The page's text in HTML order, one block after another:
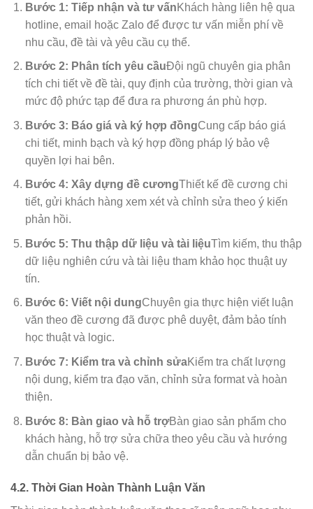
Bước 1: Tiếp nhận và tư vấnKhách hàng liên hệ qua
hotline, email hoặc Zalo để được tư vấn miễn phí về
nhu cầu, đề tài và yêu cầu cụ thể.
Bước 2: Phân tích yêu cầuĐội ngũ chuyên gia phân
tích chi tiết về đề tài, quy định của trường, thời gian và
mức độ phức tạp để đưa ra phương án phù hợp.
Bước 3: Báo giá và ký hợp đồngCung cấp báo giá
chi tiết, minh bạch và ký hợp đồng pháp lý bảo vệ
quyền lợi hai bên.
Bước 4: Xây dựng đề cươngThiết kế đề cương chi
tiết, gửi khách hàng xem xét và chỉnh sửa theo ý kiến
phản hồi.
Bước 5: Thu thập dữ liệu và tài liệuTìm kiếm, thu thập
dữ liệu nghiên cứu và tài liệu tham khảo học thuật uy
tín.
Bước 6: Viết nội dungChuyên gia thực hiện viết luận
văn theo đề cương đã được phê duyệt, đảm bảo tính
học thuật và logic.
Bước 7: Kiểm tra và chỉnh sửaKiểm tra chất lượng
nội dung, kiểm tra đạo văn, chỉnh sửa format và hoàn
thiện.
Bước 8: Bàn giao và hỗ trợBàn giao sản phẩm cho
khách hàng, hỗ trợ sửa chữa theo yêu cầu và hướng
dẫn chuẩn bị bảo vệ.
4.2. Thời Gian Hoàn Thành Luận Văn